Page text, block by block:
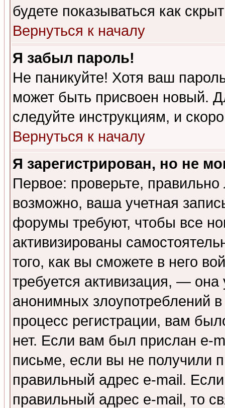
будете показываться как
Вернуться к началу
Я забыл пароль!
Не паникуйте! Хотя ваш
может быть присвоен новый.
следуйте инструкциям, и
Вернуться к началу
Я зарегистрирован, но не
Первое: проверьте,
возможно, ваша учетная
форумы требуют, чтобы все
активизированы
того, как вы сможете в него
требуется активизация, —
анонимных злоупотреблений
процесс регистрации, вам
нет. Если вам был прислан e-
письме, если вы не получили
правильный адрес e-mail.
правильный адрес e-mail, то